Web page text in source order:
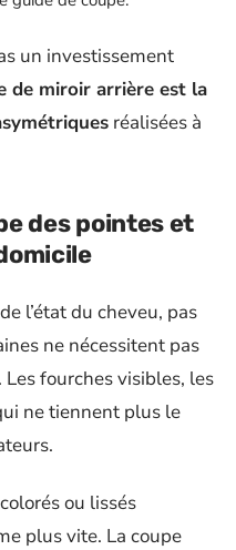
un investissement
de miroir arrière est la
réalisées à
des pointes et
l’état du cheveu, pas
ne nécessitent pas
Les fourches visibles, les
ne tiennent plus le
ou lissés
plus vite. La coupe